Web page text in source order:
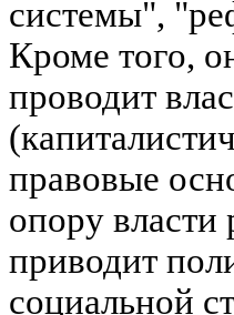
системы",
Кроме того,
проводит
правовые
опору
приводит
социальной